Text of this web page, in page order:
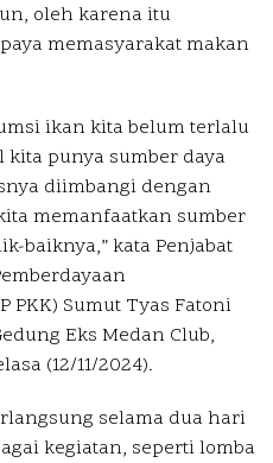
oleh karena itu
memasyarakat makan
ikan kita belum terlalu
punya sumber daya
diimbangi dengan
memanfaatkan sumber
baiknya,” kata Penjabat
PKK) Sumut Tyas Fatoni
Eks Medan Club,
(12/11/2024).
selama dua hari
kegiatan, seperti lomba